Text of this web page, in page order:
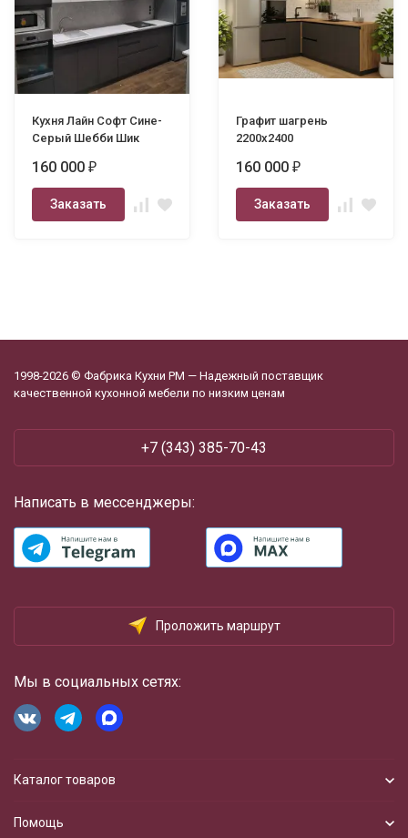
Кухня Лайн Софт Сине-
Серый Шебби Шик
160 000 ₽
Заказать
Графит шагрень
2200х2400
160 000 ₽
Заказать
1998-2026 © Фабрика Кухни РМ — Надежный поставщик
качественной кухонной мебели по низким ценам
+7 (343) 385-70-43
Написать в мессенджеры:
Проложить маршрут
Мы в социальных сетях:
Каталог товаров
Помощь